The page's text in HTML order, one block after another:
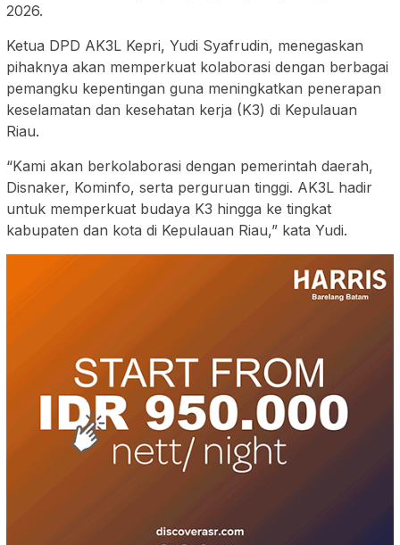
2026.
Ketua DPD AK3L Kepri, Yudi Syafrudin, menegaskan
pihaknya akan memperkuat kolaborasi dengan berbagai
pemangku kepentingan guna meningkatkan penerapan
keselamatan dan kesehatan kerja (K3) di Kepulauan
Riau.
“Kami akan berkolaborasi dengan pemerintah daerah,
Disnaker, Kominfo, serta perguruan tinggi. AK3L hadir
untuk memperkuat budaya K3 hingga ke tingkat
kabupaten dan kota di Kepulauan Riau,” kata Yudi.